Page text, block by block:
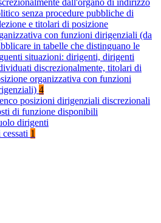
dall'organo di indirizzo
senza procedure pubbliche di
e titolari di posizione
con funzioni dirigenziali (da
in tabelle che distinguano le
situazioni: dirigenti, dirigenti
discrezionalmente, titolari di
organizzativa con funzioni
4
posizioni dirigenziali discrezionali
di funzione disponibili
dirigenti
1